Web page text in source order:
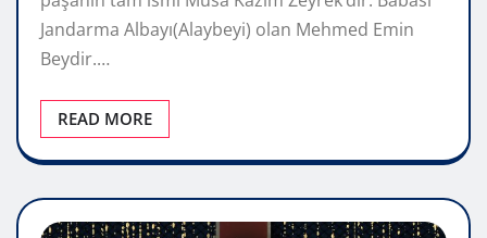
Jandarma Albayı(Alaybeyi) olan Mehmed Emin
Beydir.…
READ MORE